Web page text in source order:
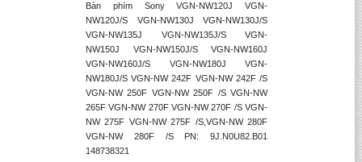
Bàn phím Sony VGN-NW120J VGN-
NW120J/S VGN-NW130J VGN-NW130J/S
VGN-NW135J VGN-NW135J/S VGN-
NW150J VGN-NW150J/S VGN-NW160J
VGN-NW160J/S VGN-NW180J VGN-
NW180J/S VGN-NW 242F VGN-NW 242F /S
VGN-NW 250F VGN-NW 250F /S VGN-NW
265F VGN-NW 270F VGN-NW 270F /S VGN-
NW 275F VGN-NW 275F /S,VGN-NW 280F
VGN-NW 280F /S PN: 9J.N0U82.B01
148738321